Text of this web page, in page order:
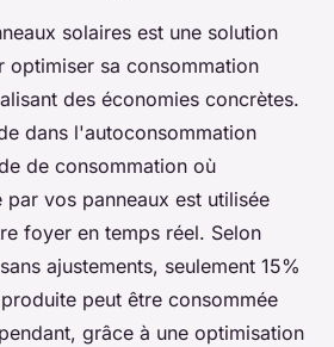
solaires est une solution
optimiser sa consommation
des économies concrètes.
dans l'autoconsommation
de consommation où
vos panneaux est utilisée
foyer en temps réel. Selon
ajustements, seulement 15%
peut être consommée
grâce à une optimisation